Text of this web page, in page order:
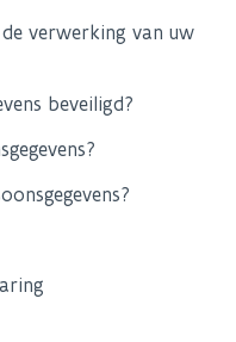
verwerking van uw
beveiligd?